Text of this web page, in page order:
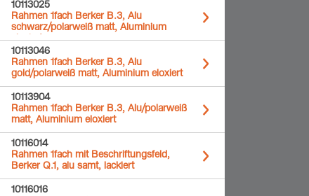
10113025
Rahmen 1fach Berker B.3, Alu
schwarz/polarweiß matt, Aluminium
eloxiert
10113046
Rahmen 1fach Berker B.3, Alu
gold/polarweiß matt, Aluminium eloxiert
10113904
Rahmen 1fach Berker B.3, Alu/polarweiß
matt, Aluminium eloxiert
10116014
Rahmen 1fach mit Beschriftungsfeld,
Berker Q.1, alu samt, lackiert
10116016